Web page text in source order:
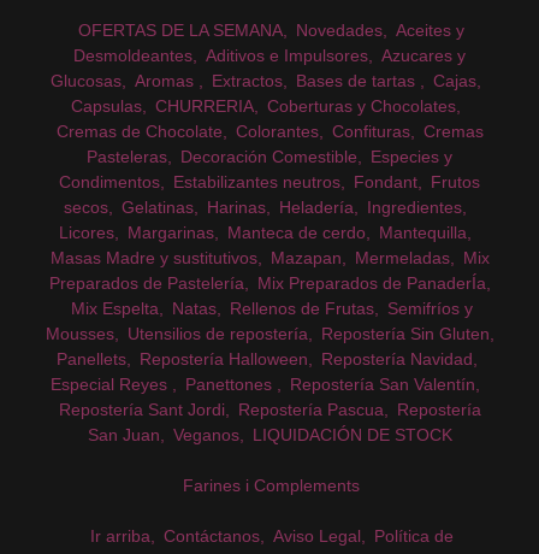
OFERTAS DE LA SEMANA Novedades
Aceites y
Desmoldeantes
Aditivos e Impulsores
Azucares y
Glucosas
Aromas Extractos Bases de tartas
Cajas
Capsulas
CHURRERIA
Coberturas y Chocolates
Cremas de Chocolate
Colorantes Confituras
Cremas
Pasteleras
Decoración Comestible
Especies y
Condimentos
Estabilizantes neutros Fondant
Frutos
secos
Gelatinas Harinas Heladería
Ingredientes
Licores
Margarinas Manteca de cerdo
Mantequilla
Masas Madre y sustitutivos
Mazapan Mermeladas
Mix
Preparados de Pastelería
Mix Preparados de PanaderÍa
Mix Espelta
Natas Rellenos de Frutas
Semifríos y
Mousses
Utensilios de repostería
Repostería Sin Gluten
Panellets
Repostería Halloween
Repostería Navidad
Especial Reyes
Panettones
Repostería San Valentín
Repostería Sant Jordi
Repostería Pascua
Repostería
San Juan
Veganos LIQUIDACIÓN DE STOCK
Farines i Complements
Ir arriba Contáctanos Aviso Legal
Política de